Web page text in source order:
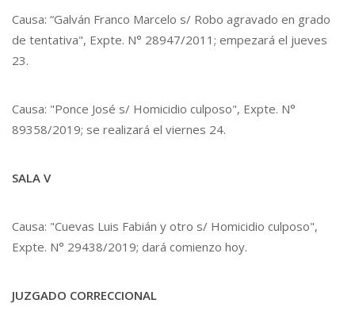
Causa: “Galván Franco Marcelo s/ Robo agravado en grado
de tentativa", Expte. N° 28947/2011; empezará el jueves
23.
Causa: "Ponce José s/ Homicidio culposo", Expte. N°
89358/2019; se realizará el viernes 24.
SALA V
Causa: "Cuevas Luis Fabián y otro s/ Homicidio culposo",
Expte. N° 29438/2019; dará comienzo hoy.
JUZGADO CORRECCIONAL